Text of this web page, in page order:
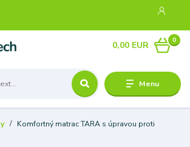
Menu
0
0,00 EUR
Komfortný matrac TARA s úpravou proti